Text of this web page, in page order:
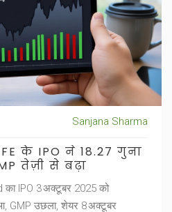
Sanjana Sharma
के IPO ने 18.27 गुना
तेज़ी से बढ़ा
IPO 3 अक्टूबर 2025 को
GMP उछला, शेयर 8 अक्टूबर